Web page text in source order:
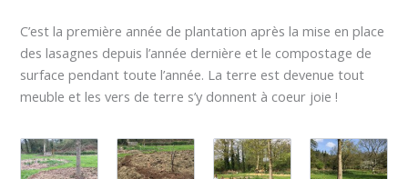
C’est la première année de plantation après la mise en place
des lasagnes depuis l’année dernière et le compostage de
surface pendant toute l’année. La terre est devenue tout
meuble et les vers de terre s’y donnent à coeur joie !